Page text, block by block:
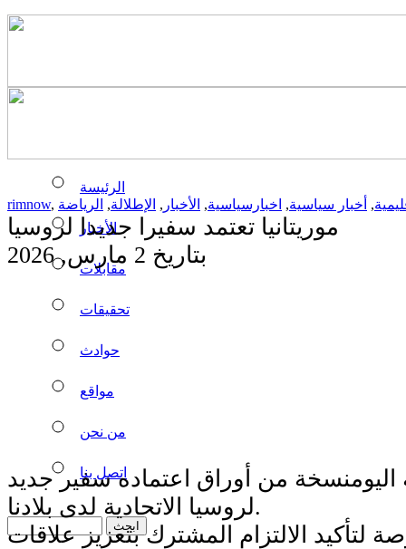
الرئيسة
الأخبار
مقابلات
تحقيقات
حوادث
مواقع
من نحن
اتصل بنا
rimnow, , أخبار سياسية, اخبارسياسية, الأخبار , الإطلالة, الرياضة
موريتانيا تعتمد سفيرا جديدا لروسيا
بتاريخ 2 مارس, 2026
اليومنسخة من أوراق اعتماده سفير جديد
لروسيا الاتحادية لدى بلادنا.
لتأكيد الالتزام المشترك بتعزيز علاقات